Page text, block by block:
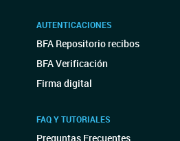
AUTENTICACIONES
BFA Repositorio recibos
BFA Verificación
Firma digital
FAQ Y TUTORIALES
Preguntas Frecuentes